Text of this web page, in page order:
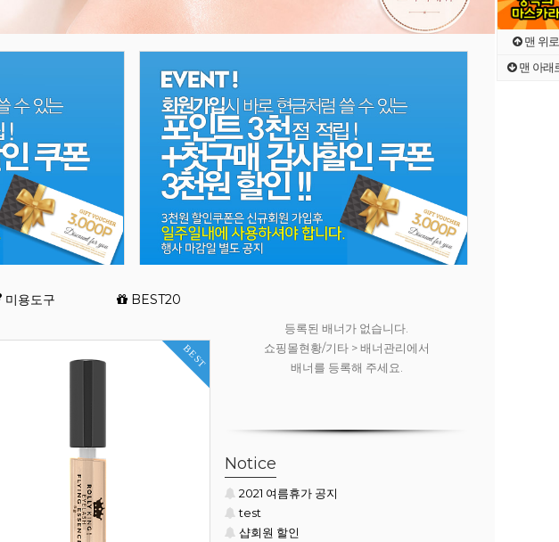
맨 위로
맨 아래
미용도구 BEST20
BEST
쇼핑몰현황/기타 > 배너관리에서
배너를 등록해 주세요.
등록된 배너가 없습니다.
쇼핑몰현황/기타 > 배너관리에서
배너를 등록해 주세요.
Notice
2021 여름휴가 공지
test
샵회원 할인